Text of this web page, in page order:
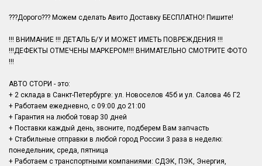
???Дорого??? Можем сделать Авито Доставку БЕСПЛАТНО! Пишите!
!!! ВНИМАНИЕ !!! ДЕТАЛЬ Б/У И МОЖЕТ ИМЕТЬ ПОВРЕЖДЕНИЯ !!!
!!!ДЕФЕКТЫ ОТМЕЧЕНЫ МАРКЕРОМ!!! ВНИМАТЕЛЬНО СМОТРИТЕ ФОТО
!!!
АВТО СТОРИ - это:
+ 2 склада в Санкт-Петербурге: ул. Новоселов 45б и ул. Салова 46 Г2
+ Работаем ежедневно, с 09:00 до 21:00
+ Гарантия на любой товар 30 дней
+ Поставки каждый день, звоните, подберем Вам запчасть
+ Стабильные отправки в любой город России 3 раза в неделю:
понедельник, среда, пятница
+ Работаем с транспортными компаниями: СДЭК, ПЭК, Энергия,